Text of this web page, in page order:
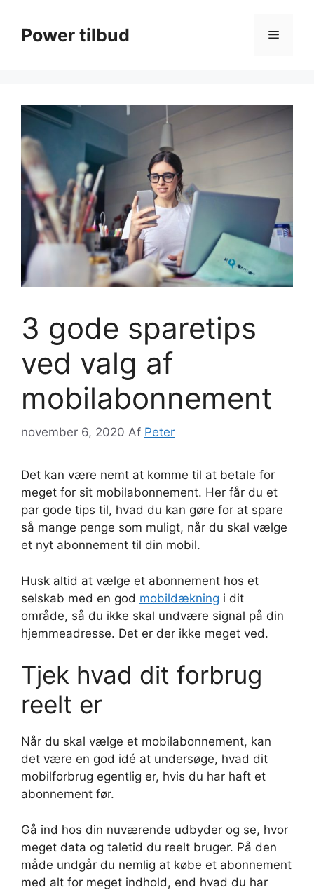
indholdPower tilbud Menu
3 gode sparetips
ved valg af
mobilabonnement
november 6, 2020 Af Peter
Det kan være nemt at komme til at betale for
meget for sit mobilabonnement. Her får du et
par gode tips til, hvad du kan gøre for at spare
så mange penge som muligt, når du skal vælge
et nyt abonnement til din mobil.
Husk altid at vælge et abonnement hos et
selskab med en god mobildækning i dit
område, så du ikke skal undvære signal på din
hjemmeadresse. Det er der ikke meget ved.
Tjek hvad dit forbrug
reelt er
Når du skal vælge et mobilabonnement, kan
det være en god idé at undersøge, hvad dit
mobilforbrug egentlig er, hvis du har haft et
abonnement før.
Gå ind hos din nuværende udbyder og se, hvor
meget data og taletid du reelt bruger. På den
måde undgår du nemlig at købe et abonnement
med alt for meget indhold, end hvad du har